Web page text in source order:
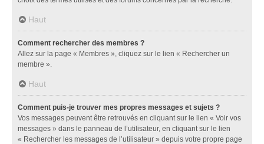
Haut
Comment rechercher des membres ?
Allez sur la page « Membres », cliquez sur le lien « Rechercher un
membre ».
Haut
Comment puis-je trouver mes propres messages et sujets ?
Vos messages peuvent être retrouvés en cliquant sur le lien « Voir vos
messages » dans le panneau de l’utilisateur, en cliquant sur le lien
« Rechercher les messages de l’utilisateur » depuis votre propre page